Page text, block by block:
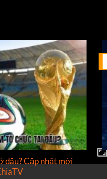
đâu? Cập nhật mới